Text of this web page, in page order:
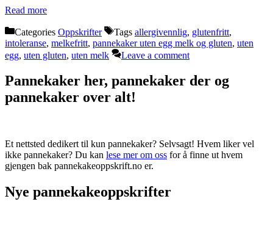
Read more
Categories Oppskrifter Tags allergivennlig, glutenfritt,
intoleranse, melkefritt, pannekaker uten egg melk og gluten, uten
egg, uten gluten, uten melk Leave a comment
Pannekaker her, pannekaker der og
pannekaker over alt!
Et nettsted dedikert til kun pannekaker? Selvsagt! Hvem liker vel
ikke pannekaker? Du kan lese mer om oss for å finne ut hvem
gjengen bak pannekakeoppskrift.no er.
Nye pannekakeoppskrifter